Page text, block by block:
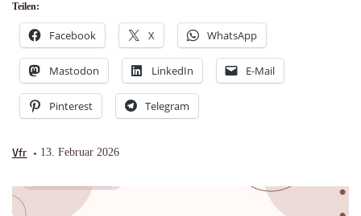
Teilen:
Facebook X WhatsApp
Mastodon LinkedIn E-Mail
Pinterest Telegram
Vfr 13. Februar 2026